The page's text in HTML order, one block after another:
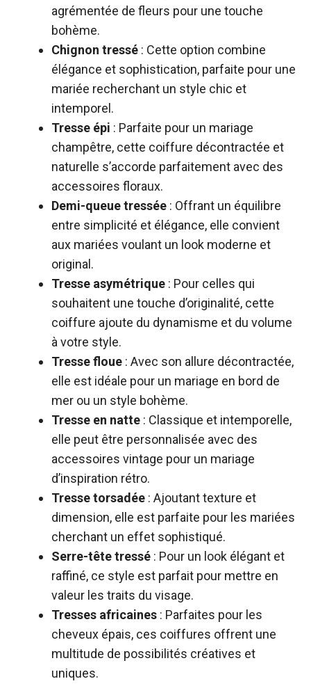
agrémentée de fleurs pour une touche
bohème.
Chignon tressé : Cette option combine
élégance et sophistication, parfaite pour une
mariée recherchant un style chic et
intemporel.
Tresse épi : Parfaite pour un mariage
champêtre, cette coiffure décontractée et
naturelle s’accorde parfaitement avec des
accessoires floraux.
Demi-queue tressée : Offrant un équilibre
entre simplicité et élégance, elle convient
aux mariées voulant un look moderne et
original.
Tresse asymétrique : Pour celles qui
souhaitent une touche d’originalité, cette
coiffure ajoute du dynamisme et du volume
à votre style.
Tresse floue : Avec son allure décontractée,
elle est idéale pour un mariage en bord de
mer ou un style bohème.
Tresse en natte : Classique et intemporelle,
elle peut être personnalisée avec des
accessoires vintage pour un mariage
d’inspiration rétro.
Tresse torsadée : Ajoutant texture et
dimension, elle est parfaite pour les mariées
cherchant un effet sophistiqué.
Serre-tête tressé : Pour un look élégant et
raffiné, ce style est parfait pour mettre en
valeur les traits du visage.
Tresses africaines : Parfaites pour les
cheveux épais, ces coiffures offrent une
multitude de possibilités créatives et
uniques.